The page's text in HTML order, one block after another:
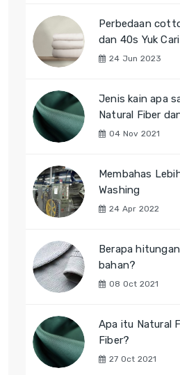
Perbedaan
dan 40s Yuk
24 Jun 2023
Jenis kain apa
Natural Fiber
04 Nov 2021
Membahas
Washing
24 Apr 2022
Berapa
bahan?
08 Oct 2021
Apa itu Natural
Fiber?
27 Oct 2021